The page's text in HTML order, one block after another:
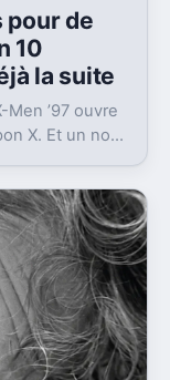
pour de
10
la suite
’97 ouvre
X. Et un nom